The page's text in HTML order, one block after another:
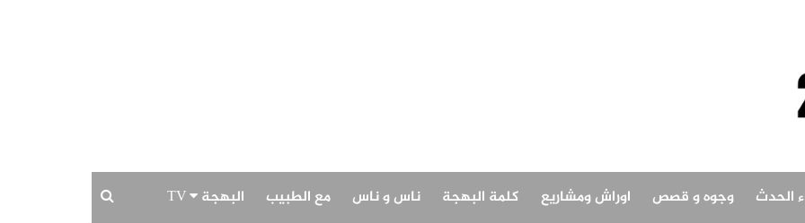
الحدث وجوه و قصص اوراش ومشاريع كلمة البهجة ناس و ناس مع الطبيب البهجة TV